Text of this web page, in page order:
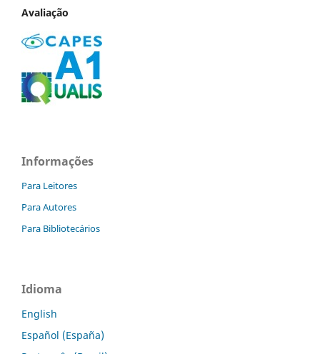
Avaliação
Informações
Para Leitores
Para Autores
Para Bibliotecários
Idioma
English
Español (España)